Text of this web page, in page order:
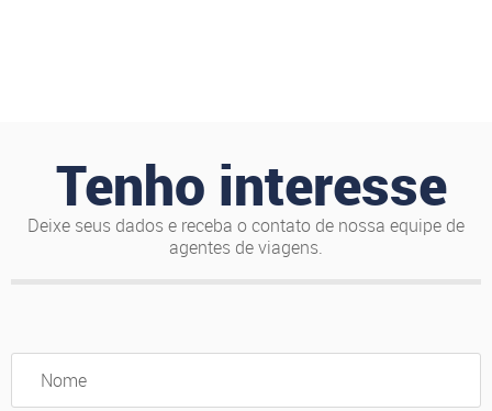
Tenho interesse
Deixe seus dados e receba o contato de nossa equipe de
agentes de viagens.